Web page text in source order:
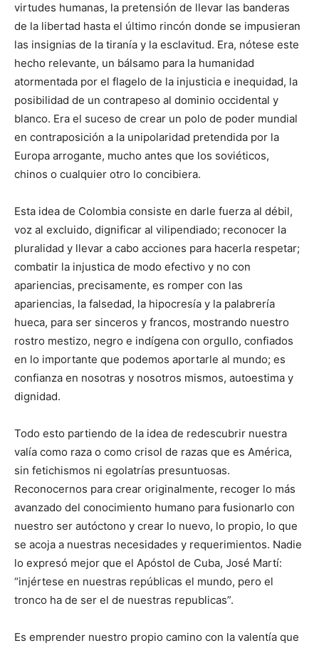
virtudes humanas, la pretensión de llevar las banderas
de la libertad hasta el último rincón donde se impusieran
las insignias de la tiranía y la esclavitud. Era, nótese este
hecho relevante, un bálsamo para la humanidad
atormentada por el flagelo de la injusticia e inequidad, la
posibilidad de un contrapeso al dominio occidental y
blanco. Era el suceso de crear un polo de poder mundial
en contraposición a la unipolaridad pretendida por la
Europa arrogante, mucho antes que los soviéticos,
chinos o cualquier otro lo concibiera.
Esta idea de Colombia consiste en darle fuerza al débil,
voz al excluido, dignificar al vilipendiado; reconocer la
pluralidad y llevar a cabo acciones para hacerla respetar;
combatir la injustica de modo efectivo y no con
apariencias, precisamente, es romper con las
apariencias, la falsedad, la hipocresía y la palabrería
hueca, para ser sinceros y francos, mostrando nuestro
rostro mestizo, negro e indígena con orgullo, confiados
en lo importante que podemos aportarle al mundo; es
confianza en nosotras y nosotros mismos, autoestima y
dignidad.
Todo esto partiendo de la idea de redescubrir nuestra
valía como raza o como crisol de razas que es América,
sin fetichismos ni egolatrías presuntuosas.
Reconocernos para crear originalmente, recoger lo más
avanzado del conocimiento humano para fusionarlo con
nuestro ser autóctono y crear lo nuevo, lo propio, lo que
se acoja a nuestras necesidades y requerimientos. Nadie
lo expresó mejor que el Apóstol de Cuba, José Martí:
“injértese en nuestras repúblicas el mundo, pero el
tronco ha de ser el de nuestras republicas”.
Es emprender nuestro propio camino con la valentía que